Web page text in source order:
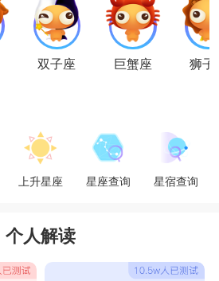
双子座 巨蟹座 狮子
上升星座 星座查询 星宿查询
个人解读